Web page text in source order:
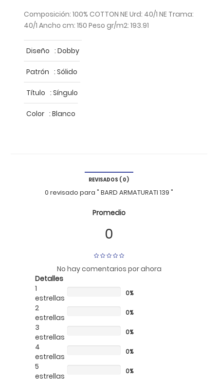
Composición: 100% COTTON NE Urd: 40/1 NE Trama:
40/1 Ancho cm: 150 Peso gr/m2: 193.91
Diseño : Dobby
Patrón : Sólido
Título : Síngulo
Color : Blanco
REVISADOS ( 0 )
0 revisado para " BARD ARMATURATI 139 "
Promedio
0
No hay comentarios por ahora
Detalles
1
estrellas
0%
2
estrellas
0%
3
estrellas
0%
4
estrellas
0%
5
estrellas
0%